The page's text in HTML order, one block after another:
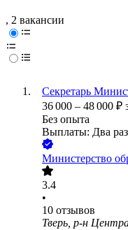
, 2 вакансии
Секретарь
36 000 – 48 000 ₽
Без опыта
Выплаты: Два
Министерство
3.4
•
10 отзывов
Тверь, р-н